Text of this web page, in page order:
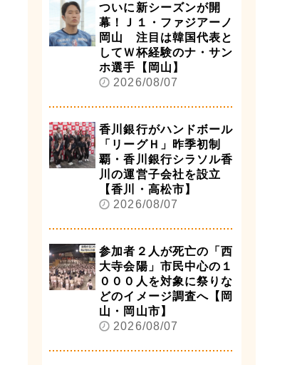
ついに新シーズンが開
幕！Ｊ１・ファジアーノ
岡山 注目は韓国代表と
してＷ杯経験のナ・サン
ホ選手【岡山】
2026/08/07
香川銀行がハンドボール
「リーグＨ」昨季初制
覇・香川銀行シラソル香
川の運営子会社を設立
【香川・高松市】
2026/08/07
参加者２人が死亡の「西
大寺会陽」市民中心の１
０００人を対象に祭りな
どのイメージ調査へ【岡
山・岡山市】
2026/08/07